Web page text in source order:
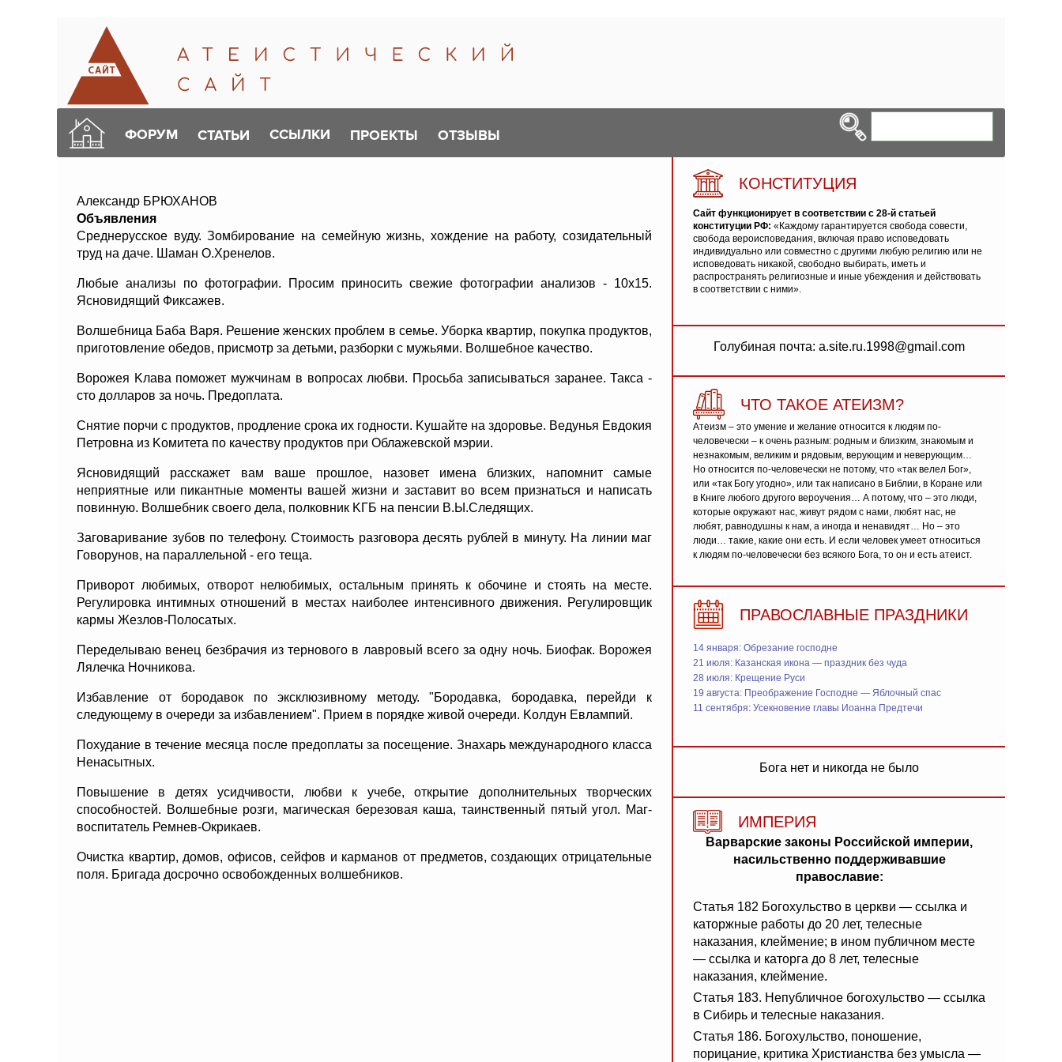
ФОРУМ СТАТЬИ ССЫЛКИ ПРОЕКТЫ ОТЗЫВЫ
Александр БРЮХАHОВ
Объявления
Среднерусское вуду. Зомбирование на семейную жизнь, хождение на работу, созидательный
труд на даче. Шаман О.Хренелов.
Любые анализы по фотографии. Просим приносить свежие фотографии анализов - 10х15.
Ясновидящий Фиксажев.
Волшебница Баба Варя. Решение женских проблем в семье. Уборка квартир, покупка продуктов,
приготовление обедов, присмотр за детьми, разборки с мужьями. Волшебное качество.
Ворожея Kлава поможет мужчинам в вопросах любви. Просьба записываться заранее. Такса -
сто долларов за ночь. Предоплата.
Снятие порчи с продуктов, продление срока их годности. Kушайте на здоровье. Ведунья Евдокия
Петровна из Kомитета по качеству продуктов при Облажевской мэрии.
Ясновидящий расскажет вам ваше прошлое, назовет имена близких, напомнит самые
неприятные или пикантные моменты вашей жизни и заставит во всем признаться и написать
повинную. Волшебник своего дела, полковник KГБ на пенсии В.Ы.Следящих.
Заговаривание зубов по телефону. Стоимость разговора десять рублей в минуту. Hа линии маг
Говорунов, на параллельной - его теща.
Приворот любимых, отворот нелюбимых, остальным принять к обочине и стоять на месте.
Регулировка интимных отношений в местах наиболее интенсивного движения. Регулировщик
кармы Жезлов-Полосатых.
Переделываю венец безбрачия из тернового в лавровый всего за одну ночь. Биофак. Ворожея
Лялечка Hочникова.
Избавление от бородавок по эксклюзивному методу. "Бородавка, бородавка, перейди к
следующему в очереди за избавлением". Прием в порядке живой очереди. Kолдун Евлампий.
Похудание в течение месяца после предоплаты за посещение. Знахарь международного класса
Hенасытных.
Повышение в детях усидчивости, любви к учебе, открытие дополнительных творческих
способностей. Волшебные розги, магическая березовая каша, таинственный пятый угол. Маг-
воспитатель Ремнев-Окрикаев.
Очистка квартир, домов, офисов, сейфов и карманов от предметов, создающих отрицательные
поля. Бригада досрочно освобожденных волшебников.
КОНСТИТУЦИЯ
Сайт функционирует в соответствии с 28-й статьей
конституции РФ: «Каждому гарантируется свобода совести,
свобода вероисповедания, включая право исповедовать
индивидуально или совместно с другими любую религию или не
исповедовать никакой, свободно выбирать, иметь и
распространять религиозные и иные убеждения и действовать
в соответствии с ними».
Голубиная почта: a.site.ru.1998@gmail.com
ЧТО ТАКОЕ АТЕИЗМ?
Атеизм – это умение и желание относится к людям по-
человечески – к очень разным: родным и близким, знакомым и
незнакомым, великим и рядовым, верующим и неверующим…
Но относится по-человечески не потому, что «так велел Бог»,
или «так Богу угодно», или так написано в Библии, в Коране или
в Книге любого другого вероучения… А потому, что – это люди,
которые окружают нас, живут рядом с нами, любят нас, не
любят, равнодушны к нам, а иногда и ненавидят… Но – это
люди… такие, какие они есть. И если человек умеет относиться
к людям по-человечески без всякого Бога, то он и есть атеист.
ПРАВОСЛАВНЫЕ ПРАЗДНИКИ
14 января: Обрезание господне
21 июля: Казанская икона — праздник без чуда
28 июля: Крещение Руси
19 августа: Преображение Господне — Яблочный спас
11 сентября: Усекновение главы Иоанна Предтечи
Бога нет и никогда не было
ИМПЕРИЯ
Варварские законы Российской империи,
насильственно поддерживавшие
православие:
Статья 182 Богохульство в церкви — ссылка и
каторжные работы до 20 лет, телесные
наказания, клеймение; в ином публичном месте
— ссылка и каторга до 8 лет, телесные
наказания, клеймение.
Статья 183. Непубличное богохульство — ссылка
в Сибирь и телесные наказания.
Статья 186. Богохульство, поношение,
порицание, критика Христианства без умысла —